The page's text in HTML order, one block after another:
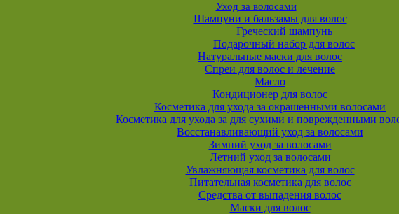
Уход за волосами
Шампуни и бальзамы для волос
Греческий шампунь
Подарочный набор для волос
Натуральные маски для волос
Спреи для волос и лечение
Масло
Кондиционер для волос
Косметика для ухода за окрашенными волосами
Косметика для ухода за для сухими и поврежденными
Восстанавливающий уход за волосами
Зимний уход за волосами
Летний уход за волосами
Увлажняющая косметика для волос
Питательная косметика для волос
Средства от выпадения волос
Маски для волос